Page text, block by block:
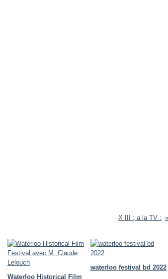
X III ; a la TV :
Waterloo Historical Film
waterloo festival bd 2022